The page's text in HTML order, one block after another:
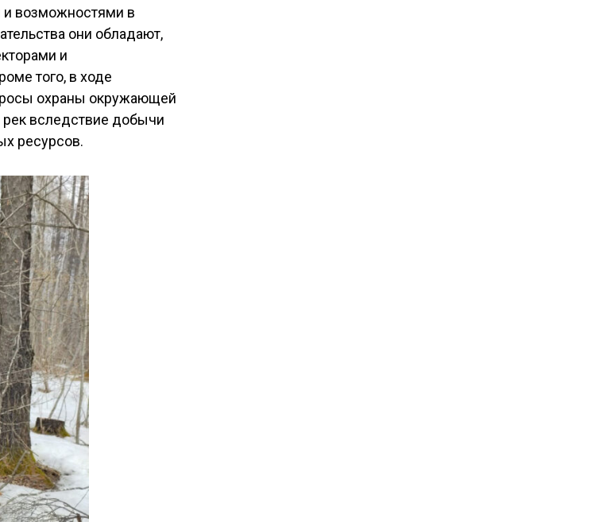
возможностями в
они обладают,
и
того, в ходе
охраны окружающей
рек вследствие добычи
ресурсов.